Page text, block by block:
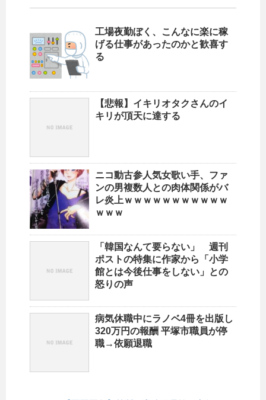
工場夜勤ぼく、こんなに楽に稼
げる仕事があったのかと歓喜す
る
【悲報】イキリオタクさんのイ
キリが頂天に達する
ニコ動古参人気女歌い手、ファ
ンの男複数人との肉体関係がバ
レ炎上ｗｗｗｗｗｗｗｗｗｗｗ
ｗｗｗ
「韓国なんて要らない」 週刊
ポストの特集に作家から「小学
館とは今後仕事をしない」との
怒りの声
病気休職中にラノベ4冊を出版し
320万円の報酬 平塚市職員が停
職→依願退職